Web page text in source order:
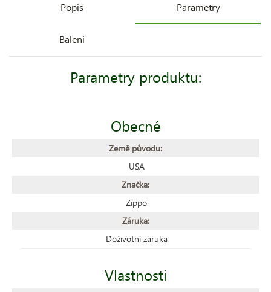
Popis Parametry
Balení
Parametry produktu:
Obecné
Země původu:
USA
Značka:
Zippo
Záruka:
Doživotní záruka
Vlastnosti